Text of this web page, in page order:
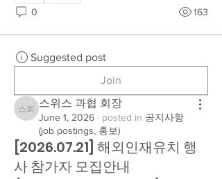
0 163
Suggested post
Join
스위스 과협 회장
스위스 과협 회장
June 1, 2026 · posted in 공지사항
(job postings, 홍보)
[2026.07.21] 해외인재유치 행
사 참가자 모집안내